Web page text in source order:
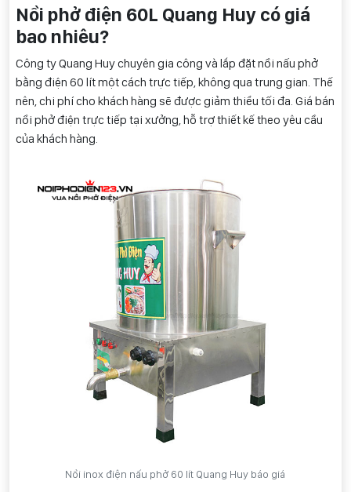
Nồi phở điện 60L Quang Huy có giá
bao nhiêu?
Công ty Quang Huy chuyên gia công và lắp đặt nồi nấu phở
bằng điện 60 lít một cách trực tiếp, không qua trung gian. Thế
nên, chi phí cho khách hàng sẽ được giảm thiểu tối đa. Giá bán
nồi phở điện trực tiếp tại xưởng, hỗ trợ thiết kế theo yêu cầu
của khách hàng.
Nồi inox điện nấu phở 60 lít Quang Huy báo giá